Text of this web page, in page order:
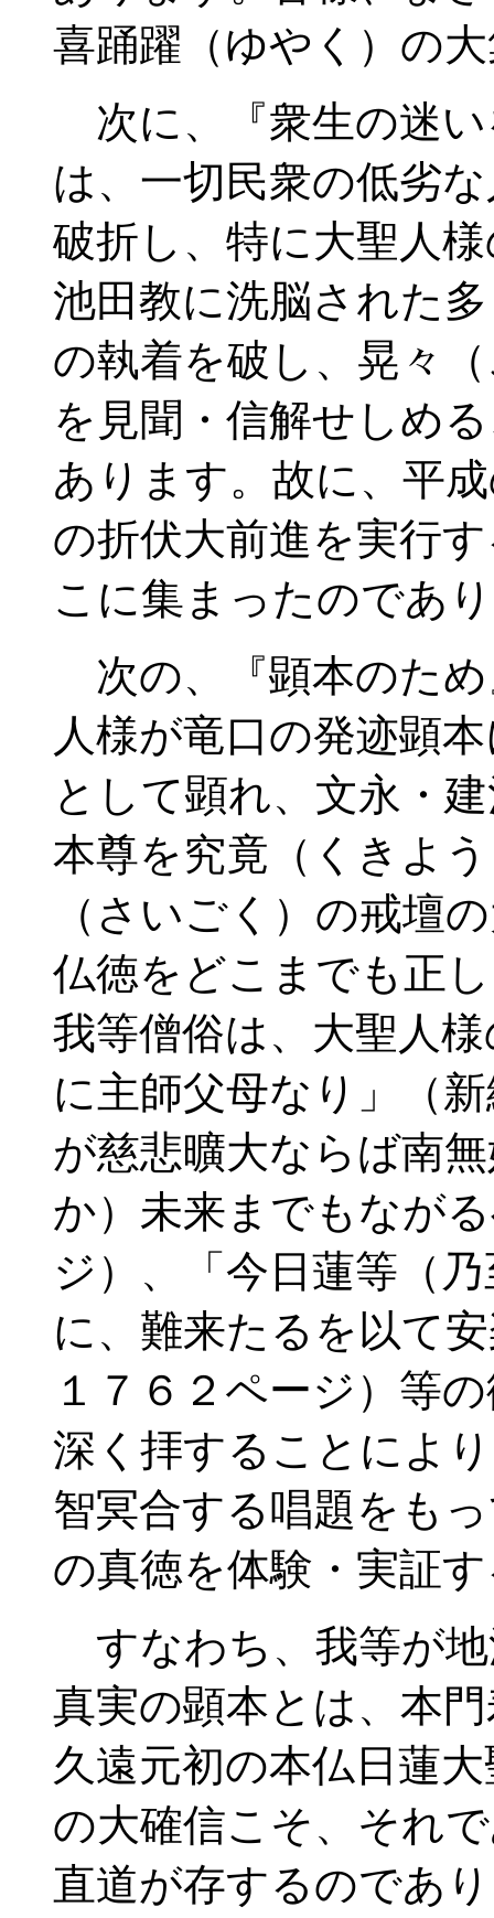
喜踊躍（ゆやく）の
次に、『衆生の迷
は、一切民衆の低劣
破折し、特に大聖人
池田教に洗脳された
の執着を破し、晃々
を見聞・信解せしめ
あります。故に、平
の折伏大前進を実行
こに集まったのであ
次の、『顕本のた
人様が竜口の発迹顕
として顕れ、文永・
本尊を究竟（くきよ
（さいごく）の戒壇
仏徳をどこまでも正
我等僧俗は、大聖人
に主師父母なり」（
が慈悲曠大ならば南
か）未来までもなが
ジ）、「今日蓮等（
に、難来たるを以て
１７６２ページ）等
深く拝することによ
智冥合する唱題をも
の真徳を体験・実証
すなわち、我等が
真実の顕本とは、本
久遠元初の本仏日蓮
の大確信こそ、それ
直道が存するのであ